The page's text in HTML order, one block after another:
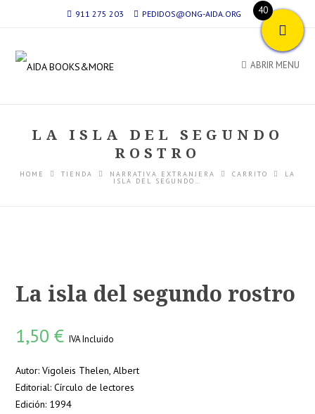
911 275 203 PEDIDOS@ONG-AIDA.ORG
ABRIR MENU
LA ISLA DEL SEGUNDO
ROSTRO
HOME TIENDA NARRATIVA EXTRANJERA CARRITO LA
ISLA DEL SEGUNDO…
La isla del segundo rostro
1,50€ IVA Incluido
Autor: Vigoleis Thelen, Albert
Editorial: Círculo de lectores
Edición: 1994
40